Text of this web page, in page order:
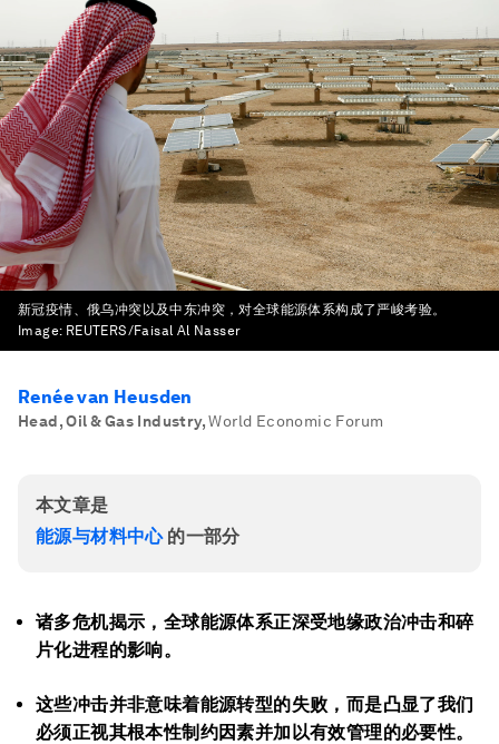
新冠疫情、俄乌冲突以及中东冲突，对全球能源体系构成了严峻考验。
Image: REUTERS/Faisal Al Nasser
Renée van Heusden
Head, Oil & Gas Industry, World Economic Forum
本文章是
能源与材料中心的一部分
诸多危机揭示，全球能源体系正深受地缘政治冲击和碎
片化进程的影响。
这些冲击并非意味着能源转型的失败，而是凸显了我们
必须正视其根本性制约因素并加以有效管理的必要性。